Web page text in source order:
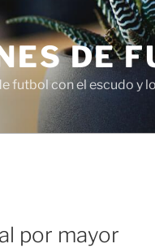
DE
futbol con el escudo y
por mayor